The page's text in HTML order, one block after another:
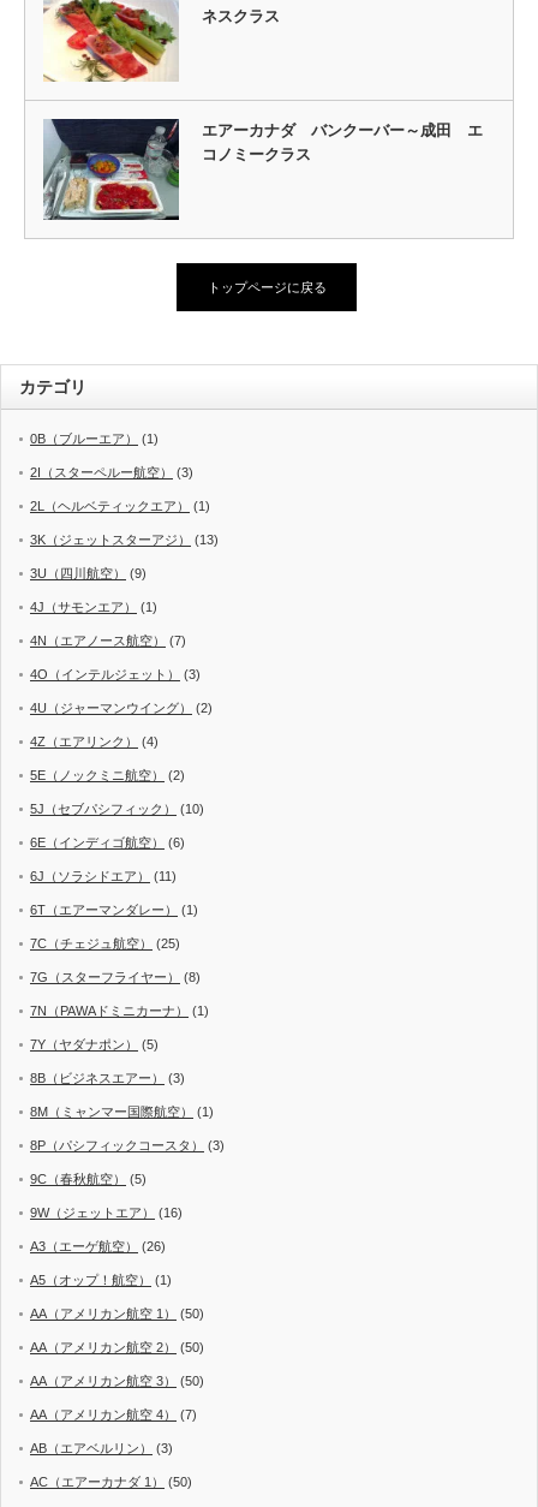
ネスクラス
エアーカナダ バンクーバー～成田 エ
コノミークラス
トップページに戻る
カテゴリ
0B（ブルーエア） (1)
2I（スターペルー航空） (3)
2L（ヘルベティックエア） (1)
3K（ジェットスターアジ） (13)
3U（四川航空） (9)
4J（サモンエア） (1)
4N（エアノース航空） (7)
4O（インテルジェット） (3)
4U（ジャーマンウイング） (2)
4Z（エアリンク） (4)
5E（ノックミニ航空） (2)
5J（セブパシフィック） (10)
6E（インディゴ航空） (6)
6J（ソラシドエア） (11)
6T（エアーマンダレー） (1)
7C（チェジュ航空） (25)
7G（スターフライヤー） (8)
7N（PAWAドミニカーナ） (1)
7Y（ヤダナポン） (5)
8B（ビジネスエアー） (3)
8M（ミャンマー国際航空） (1)
8P（パシフィックコースタ） (3)
9C（春秋航空） (5)
9W（ジェットエア） (16)
A3（エーゲ航空） (26)
A5（オップ！航空） (1)
AA（アメリカン航空 1） (50)
AA（アメリカン航空 2） (50)
AA（アメリカン航空 3） (50)
AA（アメリカン航空 4） (7)
AB（エアベルリン） (3)
AC（エアーカナダ 1） (50)